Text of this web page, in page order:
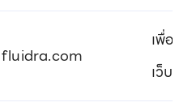
fluidra.com
เพื่อรั
เว็บไซ